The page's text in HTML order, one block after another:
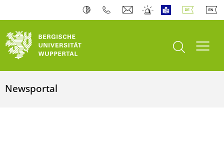
Suche öffnen
Newsportal